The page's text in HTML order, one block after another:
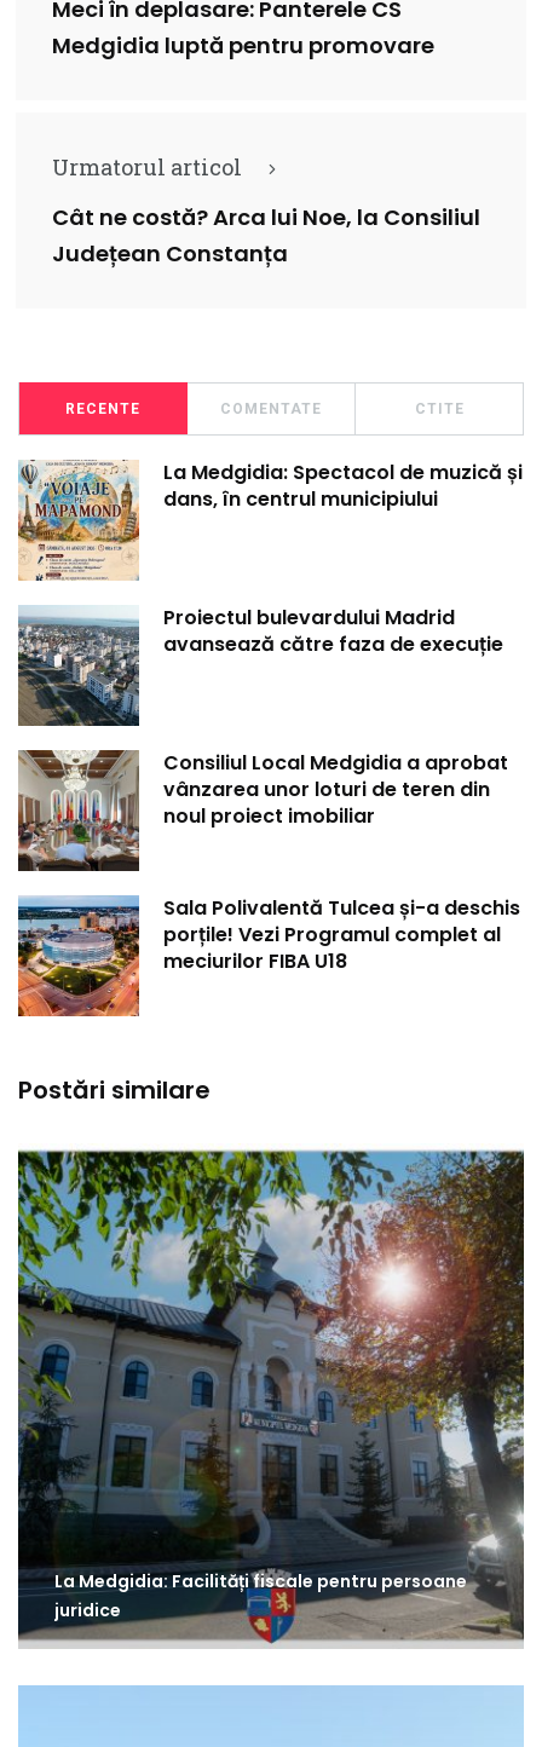
Meci în deplasare: Panterele CS
Medgidia luptă pentru promovare
Urmatorul articol
Cât ne costă? Arca lui Noe, la Consiliul
Județean Constanța
RECENTE COMENTATE CTITE
La Medgidia: Spectacol de muzică și
dans, în centrul municipiului
Proiectul bulevardului Madrid
avansează către faza de execuție
Consiliul Local Medgidia a aprobat
vânzarea unor loturi de teren din
noul proiect imobiliar
Sala Polivalentă Tulcea și-a deschis
porțile! Vezi Programul complet al
meciurilor FIBA U18
Postări similare
La Medgidia: Facilități fiscale pentru persoane
juridice